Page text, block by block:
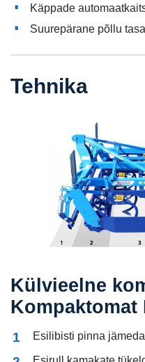
Käppade
Suurepärane põllu
Tehnika
Külvieelne
Kompaktomat
Esilibisti pinna